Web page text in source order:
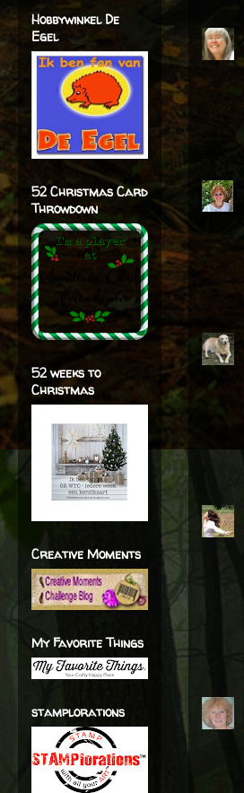
Hobbywinkel De
Egel
52 Christmas Card
Throwdown
52 weeks to
Christmas
Creative Moments
My Favorite Things
stamplorations